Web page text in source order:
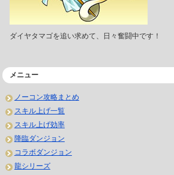
ダイヤタマゴを追い求めて、日々奮闘中です！
メニュー
ノーコン攻略まとめ
スキル上げ一覧
スキル上げ効率
降臨ダンジョン
コラボダンジョン
龍シリーズ